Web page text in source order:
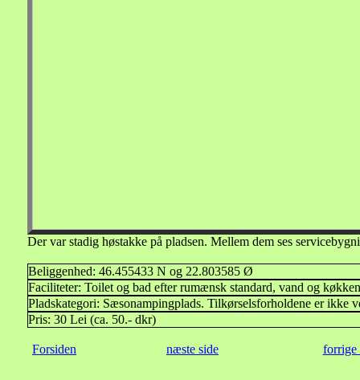
Der var stadig høstakke på pladsen. Mellem dem ses
Beliggenhed: 46.455433 N og 22.803585 Ø
Faciliteter: Toilet og bad efter rumænsk standard, vand og køkken
Pladskategori: Sæsonampingplads. Tilkørselsforholdene er ikke
Pris: 30 Lei (ca. 50.- dkr)
Forsiden næste side forrige